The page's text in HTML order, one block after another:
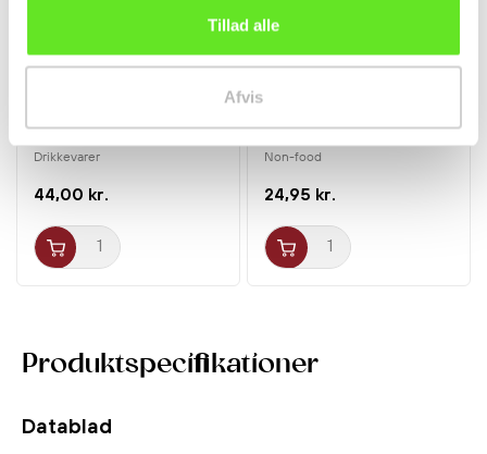
Tillad alle
Afvis
Produktspecifikationer
Datablad
750ml Kook Soon Dang
Drikkevarer
44,00 kr.
18cm 1stk
Non-food
24,95 kr.